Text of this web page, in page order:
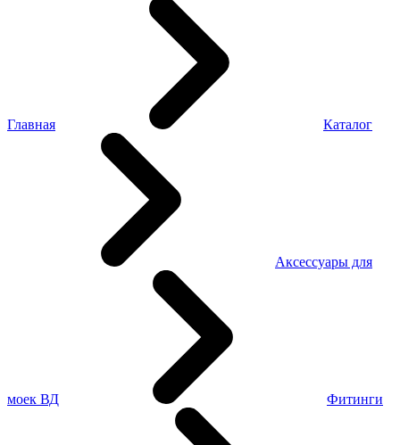
Главная Каталог
Аксессуары для
моек ВД Фитинги